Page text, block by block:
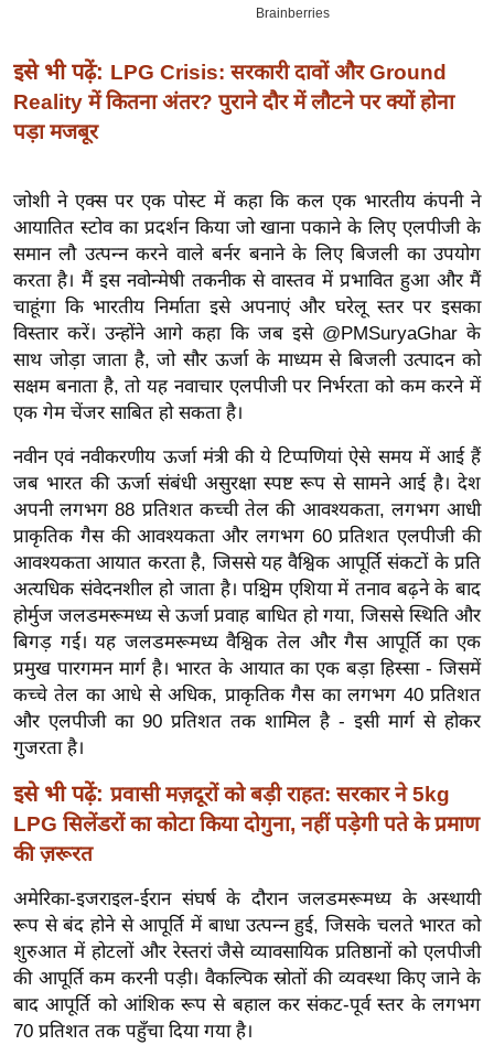
मि
सा
ल
ख्सि
य
त
यं
ग
इं
डि
या
सा
हि
त्य
ज
ग
त
ऑ
टो
व
र्ल्ड
न्यू
ज
ब्री
फ
म
रं
ज
न
ज
ग
त
इसे भी पढ़ें: LPG Crisis: सरकारी दावों और Ground
Reality में कितना अंतर? पुराने दौर में लौटने पर क्यों होना
पड़ा मजबूर
जोशी ने एक्स पर एक पोस्ट में कहा कि कल एक भारतीय कंपनी ने
आयातित स्टोव का प्रदर्शन किया जो खाना पकाने के लिए एलपीजी के
समान लौ उत्पन्न करने वाले बर्नर बनाने के लिए बिजली का उपयोग
करता है। मैं इस नवोन्मेषी तकनीक से वास्तव में प्रभावित हुआ और मैं
चाहूंगा कि भारतीय निर्माता इसे अपनाएं और घरेलू स्तर पर इसका
विस्तार करें। उन्होंने आगे कहा कि जब इसे @PMSuryaGhar के
साथ जोड़ा जाता है, जो सौर ऊर्जा के माध्यम से बिजली उत्पादन को
सक्षम बनाता है, तो यह नवाचार एलपीजी पर निर्भरता को कम करने में
एक गेम चेंजर साबित हो सकता है।
नवीन एवं नवीकरणीय ऊर्जा मंत्री की ये टिप्पणियां ऐसे समय में आई हैं
जब भारत की ऊर्जा संबंधी असुरक्षा स्पष्ट रूप से सामने आई है। देश
अपनी लगभग 88 प्रतिशत कच्ची तेल की आवश्यकता, लगभग आधी
प्राकृतिक गैस की आवश्यकता और लगभग 60 प्रतिशत एलपीजी की
आवश्यकता आयात करता है, जिससे यह वैश्विक आपूर्ति संकटों के प्रति
अत्यधिक संवेदनशील हो जाता है। पश्चिम एशिया में तनाव बढ़ने के बाद
होर्मुज जलडमरूमध्य से ऊर्जा प्रवाह बाधित हो गया, जिससे स्थिति और
बिगड़ गई। यह जलडमरूमध्य वैश्विक तेल और गैस आपूर्ति का एक
प्रमुख पारगमन मार्ग है। भारत के आयात का एक बड़ा हिस्सा - जिसमें
कच्चे तेल का आधे से अधिक, प्राकृतिक गैस का लगभग 40 प्रतिशत
और एलपीजी का 90 प्रतिशत तक शामिल है - इसी मार्ग से होकर
गुजरता है।
इसे भी पढ़ें: प्रवासी मज़दूरों को बड़ी राहत: सरकार ने 5kg
LPG सिलेंडरों का कोटा किया दोगुना, नहीं पड़ेगी पते के प्रमाण
की ज़रूरत
अमेरिका-इजराइल-ईरान संघर्ष के दौरान जलडमरूमध्य के अस्थायी
रूप से बंद होने से आपूर्ति में बाधा उत्पन्न हुई, जिसके चलते भारत को
शुरुआत में होटलों और रेस्तरां जैसे व्यावसायिक प्रतिष्ठानों को एलपीजी
की आपूर्ति कम करनी पड़ी। वैकल्पिक स्रोतों की व्यवस्था किए जाने के
बाद आपूर्ति को आंशिक रूप से बहाल कर संकट-पूर्व स्तर के लगभग
70 प्रतिशत तक पहुँचा दिया गया है।